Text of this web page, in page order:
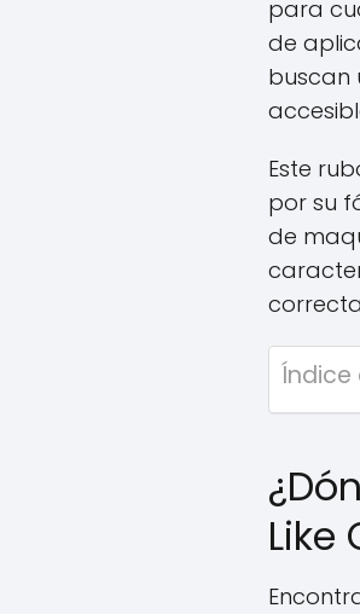
para
de
buscan
Este
por su
de
Índice
Like